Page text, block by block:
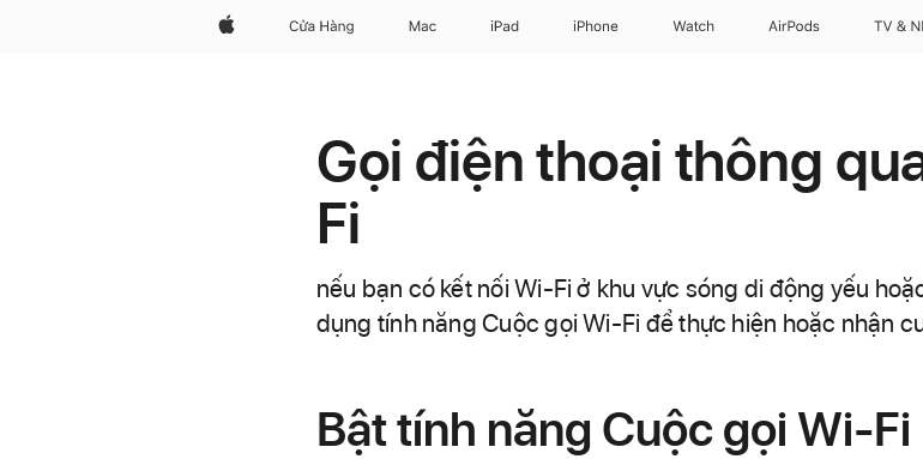
Apple Cửa Hàng Mac iPad iPhone Watch AirPods TV &
Gọi điện thoại thông
Fi
nếu bạn có kết nối Wi-Fi ở khu vực sóng di động yếu
dụng tính năng Cuộc gọi Wi-Fi để thực hiện hoặc nhận
Bật tính năng Cuộc gọi Wi-Fi